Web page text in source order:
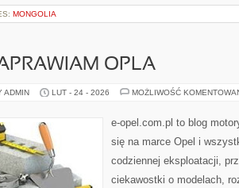
MONGOLIA
OPLA
ADMIN LUT - 24 - 2026 MOŻLIWOŚĆ
e-opel.com.pl to blog
się na marce Opel i
codziennej eksploatacji,
ciekawostki o modelach,